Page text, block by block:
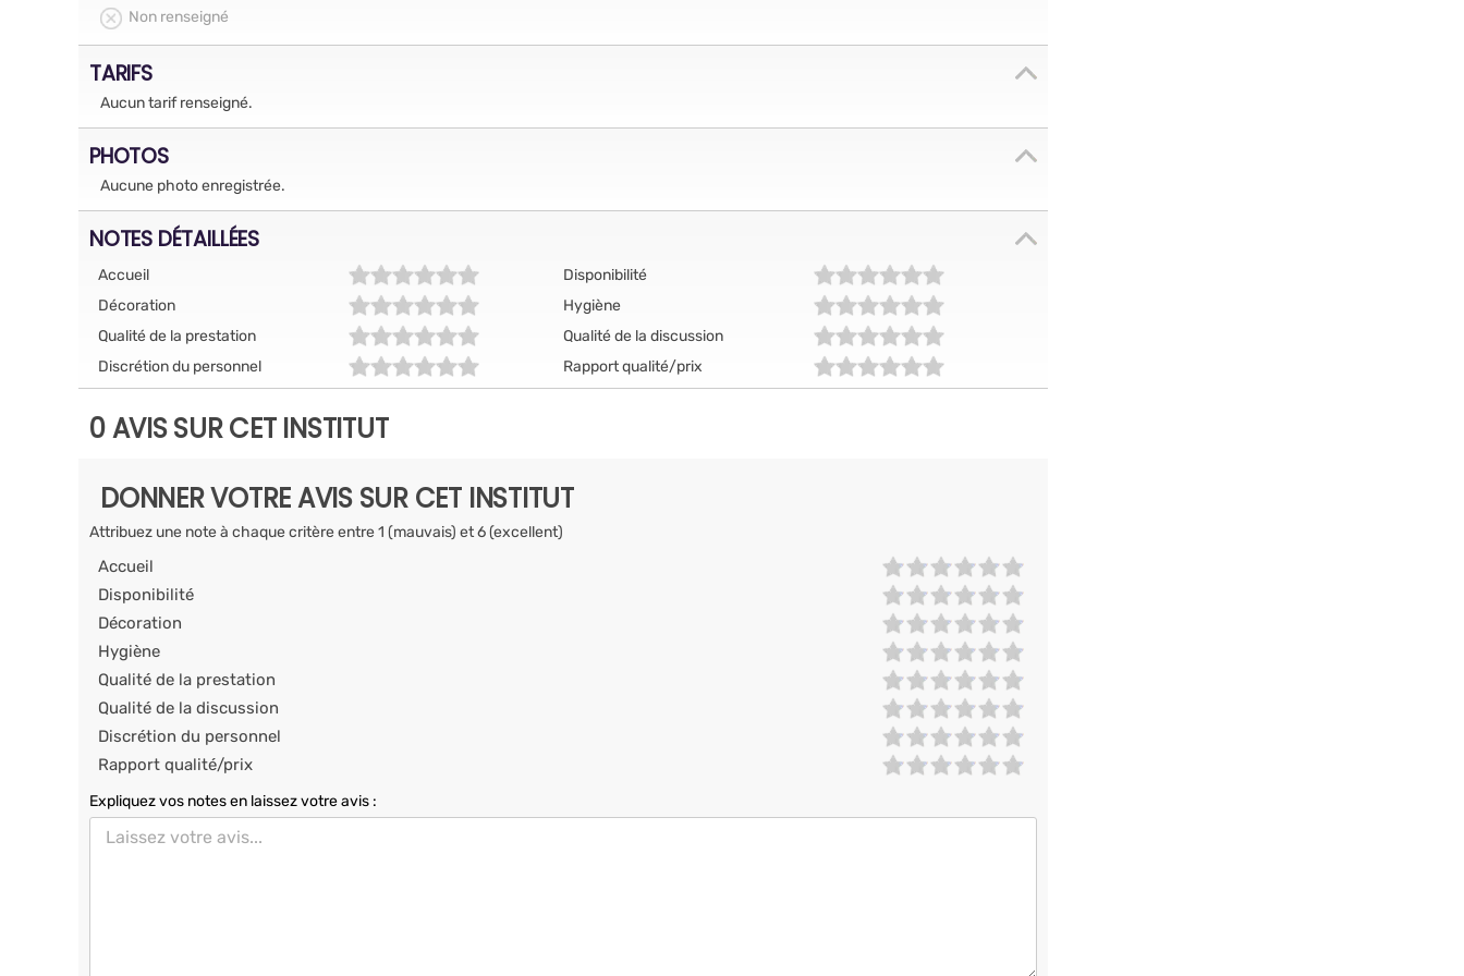
Non renseigné
TARIFS
Aucun tarif renseigné.
PHOTOS
Aucune photo enregistrée.
NOTES DÉTAILLÉES
Accueil
Disponibilité
Décoration
Hygiène
Qualité de la prestation
Qualité de la discussion
Discrétion du personnel
Rapport qualité/prix
0 AVIS SUR CET INSTITUT
DONNER VOTRE AVIS SUR CET INSTITUT
Attribuez une note à chaque critère entre 1 (mauvais) et 6 (excellent)
Accueil
Disponibilité
Décoration
Hygiène
Qualité de la prestation
Qualité de la discussion
Discrétion du personnel
Rapport qualité/prix
Expliquez vos notes en laissez votre avis :